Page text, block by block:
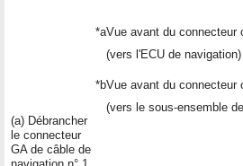
(a) Débrancher
le connecteur
GA de câble de
*aVue avant du connecteur
(vers l'ECU de navigation)
*bVue avant du connecteur
(vers le sous-ensemble